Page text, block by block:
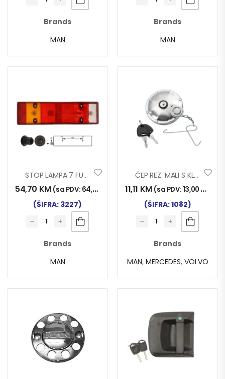
Brands
MAN
Brands
MAN
STOP LAMPA 7 FUNK AMP BOČNI
54,70 KM (sa PDV: 64,00
(ŠIFRA: 3227)
Brands
MAN
ČEP REZ. MALI S KLJUČEM
11,11 KM (sa PDV:13,00 KM
(ŠIFRA: 1082)
Brands
MAN, MERCEDES, VOLVO